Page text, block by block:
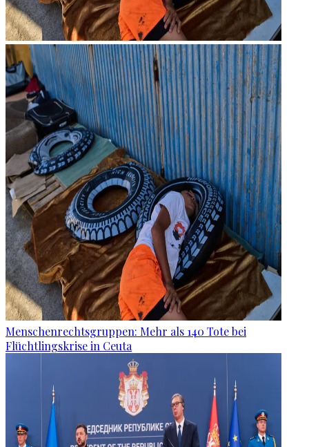
Menschenrechtsgruppen: Mehr als 140 Tote bei
Flüchtlingskrise in Ceuta